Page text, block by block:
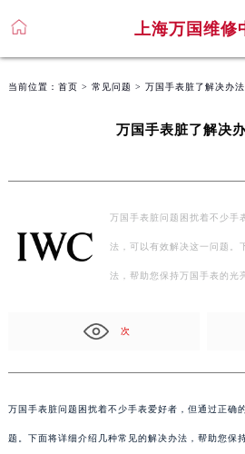
上海万国维修
当前位置： 首页 > 常见问题 > 万国手表脏了解决办法
万国手表脏了解决
万国手表脏问题困扰着不少手
法，可以有效解决这一问题。
法，帮助您保持万国手表的光
次
万国手表脏问题困扰着不少手表爱好者，但通过正确
题。下面将详细介绍几种常见的解决办法，帮助您保